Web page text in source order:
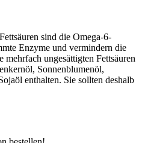
sind die Omega-6-
Enzyme und vermindern die
ungesättigten Fettsäuren
Sonnenblumenöl,
enthalten. Sie sollten deshalb